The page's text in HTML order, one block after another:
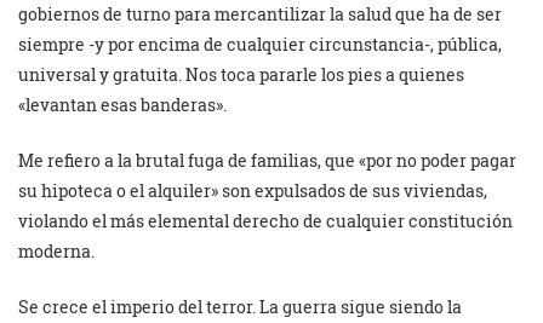
gobiernos de turno para mercantilizar la salud que ha de ser
siempre -y por encima de cualquier circunstancia-, pública,
universal y gratuita. Nos toca pararle los pies a quienes
«levantan esas banderas».
Me refiero a la brutal fuga de familias, que «por no poder pagar
su hipoteca o el alquiler» son expulsados de sus viviendas,
violando el más elemental derecho de cualquier constitución
moderna.
Se crece el imperio del terror. La guerra sigue siendo la